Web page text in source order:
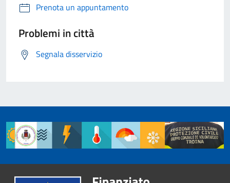
Prenota un appuntamento
Problemi in città
Segnala disservizio